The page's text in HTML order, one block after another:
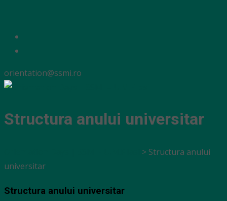
orientation@ssmi.ro
Structura anului universitar
> Structura anului
universitar
Structura anului universitar